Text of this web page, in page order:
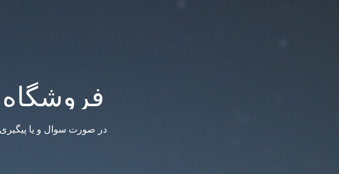
در صورت سوال و یا پیگیری